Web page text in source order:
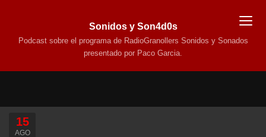
Sonidos y Son4d0s
Podcast sobre el programa de RadioGranollers Sonidos y Sonados
presentado por Paco Garcia.
15
AGO